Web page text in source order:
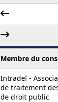
Membre du
Intradel -
de traitement
de droit public